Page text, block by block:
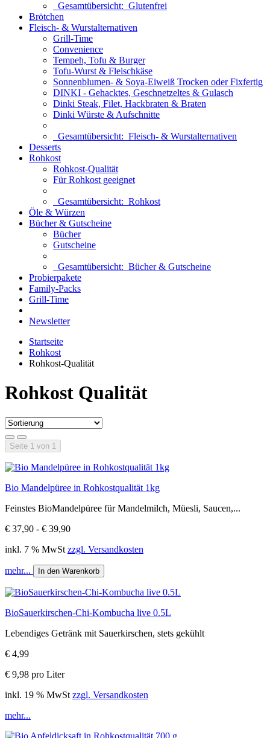
Gesamtübersicht: Glutenfrei
Brötchen
Fleisch- & Wurstalternativen
Grill-Time
Convenience
Tempeh, Tofu & Burger
Tofu-Wurst & Fleischkäse
Sonnenblumen- & Soya-Eiweiß Trocken oder Fixfertig
DINKI - Gehacktes, Geschnetzeltes & Gulasch
Dinki Steak, Filet, Hackbraten & Braten
Dinki Würste & Aufschnitte
Gesamtübersicht: Fleisch- & Wurstalternativen
Desserts
Rohkost
Rohkost-Qualität
Für Rohkost geeignet
Gesamtübersicht: Rohkost
Öle & Würzen
Bücher & Gutscheine
Bücher
Gutscheine
Gesamtübersicht: Bücher & Gutscheine
Probierpakete
Family-Packs
Grill-Time
Newsletter
Startseite
Rohkost
Rohkost-Qualität
Rohkost Qualität
Seite 1 von 1
Bio Mandelpüree in Rohkostqualität 1kg
Feinstes BioMandelpüree für Mandelmilch, Müesli, Saucen,...
€ 37,90 - € 39,90
inkl. 7 % MwSt zzgl. Versandkosten
mehr... In den Warenkorb
BioSauerkirschen-Chi-Kombucha live 0.5L
Lebendiges Getränk mit Sauerkirschen, stets gekühlt
€ 4,99
€ 9,98 pro Liter
inkl. 19 % MwSt zzgl. Versandkosten
mehr...